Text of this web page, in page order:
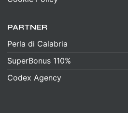
PARTNER
Perla di Calabria
SuperBonus 110%
Codex Agency